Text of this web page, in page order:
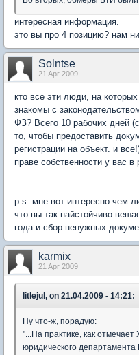
интересная информация.
это вы про 4 позицию? нам
Solntse
21 Apr 2009
кто все эти люди, на
знакомы с
ФЗ? Всего 10 рабочих дней
то, чтобы предоставить
регистрации на объект. и
праве собственности у вас в
p.s. мне вот интересно чем
что вы так найстойчиво
года и сбор ненужных
karmix
21 Apr 2009
litlejul, on 21.04.2009 - 14:21:
Ну что-ж, порадую:
"...На практике, как
юридического